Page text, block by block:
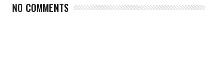
NO COMMENTS